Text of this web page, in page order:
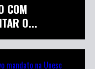
COM
O...